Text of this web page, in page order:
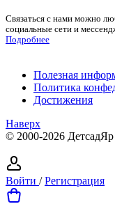
Связаться с нами можно
социальные сети и
Подробнее
Полезная
Политика
Достижения
Наверх
© 2000-2026 ДетсадЯр
Войти /Регистрация